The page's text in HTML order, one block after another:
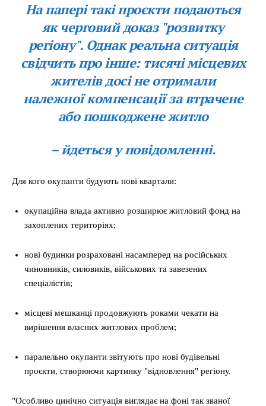
На папері такі проєкти подаються
як черговий доказ "розвитку
регіону". Однак реальна ситуація
свідчить про інше: тисячі місцевих
жителів досі не отримали
належної компенсації за втрачене
або пошкоджене житло
– йдеться у повідомленні.
Для кого окупанти будують нові квартали:
окупаційна влада активно розширює житловий фонд на
захоплених територіях;
нові будинки розраховані насамперед на російських
чиновників, силовиків, військових та завезених
спеціалістів;
місцеві мешканці продовжують роками чекати на
вирішення власних житлових проблем;
паралельно окупанти звітують про нові будівельні
проєкти, створюючи картинку "відновлення" регіону.
"Особливо цинічно ситуація виглядає на фоні так званої